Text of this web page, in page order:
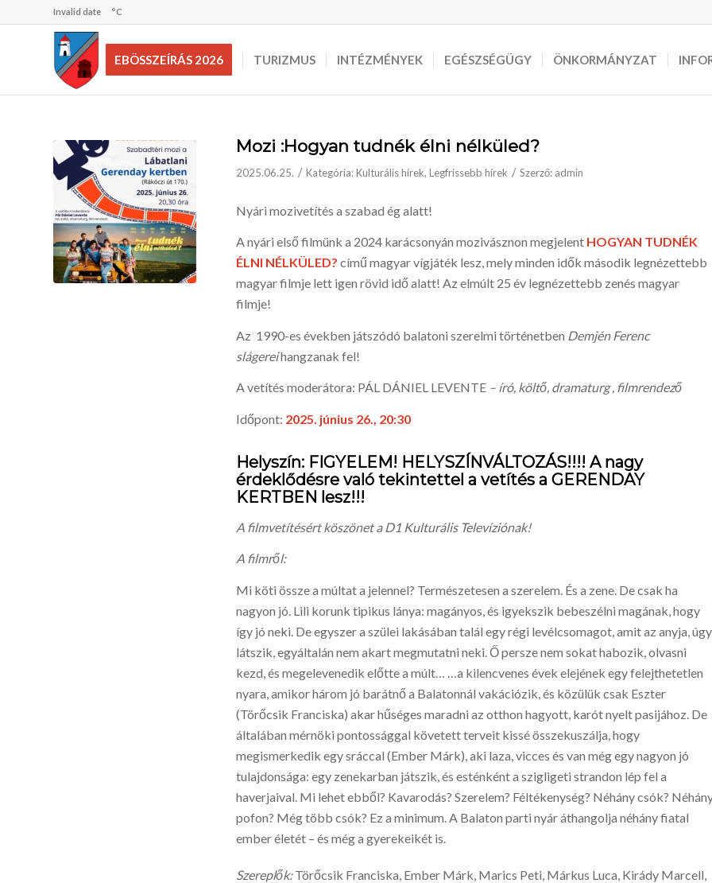
Invalid date °C
EBÖSSZEÍRÁS 2026 TURIZMUS INTÉZMÉNYEK EGÉSZSÉGÜGY ÖNKORMÁNYZAT
Mozi :Hogyan tudnék élni nélküled?
2025.06.25. / Kategória:Kulturális hírek, Legfrissebb hírek / Szerző: admin
Nyári mozivetítés a szabad ég alatt!
A nyári első filmünk a 2024 karácsonyán mozivásznon megjelent HOGYAN TUDNÉK
ÉLNI NÉLKÜLED? című magyar vígjáték lesz, mely minden idők második legnézettebb
magyar filmje lett igen rövid idő alatt! Az elmúlt 25 év legnézettebb zenés magyar
filmje!
Az 1990-es években játszódó balatoni szerelmi történetben Demjén Ferenc
slágereihangzanak fel!
A vetítés moderátora: PÁL DÁNIEL LEVENTE – író, költő, dramaturg , filmrendező
Időpont: 2025. június 26., 20:30
Helyszín: FIGYELEM! HELYSZÍNVÁLTOZÁS!!!! A nagy
érdeklődésre való tekintettel a vetítés a GERENDAY
KERTBEN lesz!!!
A filmvetítésért köszönet a D1 Kulturális Televíziónak!
A filmről:
Mi köti össze a múltat a jelennel? Természetesen a szerelem. És a zene. De csak ha
nagyon jó. Lili korunk tipikus lánya: magányos, és igyekszik bebeszélni magának, hogy
így jó neki. De egyszer a szülei lakásában talál egy régi levélcsomagot, amit az anyja, úgy
látszik, egyáltalán nem akart megmutatni neki. Ő persze nem sokat habozik, olvasni
kezd, és megelevenedik előtte a múlt… …a kilencvenes évek elejének egy felejthetetlen
nyara, amikor három jó barátnő a Balatonnál vakációzik, és közülük csak Eszter
(Törőcsik Franciska) akar hűséges maradni az otthon hagyott, karót nyelt pasijához. De
általában mérnöki pontossággal követett terveit kissé összekuszálja, hogy
megismerkedik egy sráccal (Ember Márk), aki laza, vicces és van még egy nagyon jó
tulajdonsága: egy zenekarban játszik, és esténként a szigligeti strandon lép fel a
haverjaival. Mi lehet ebből? Kavarodás? Szerelem? Féltékenység? Néhány csók?
pofon? Még több csók? Ez a minimum. A Balaton parti nyár áthangolja néhány fiatal
ember életét – és még a gyerekeikét is.
Szereplők:Törőcsik Franciska, Ember Márk, Marics Peti, Márkus Luca, Kirády Marcell,